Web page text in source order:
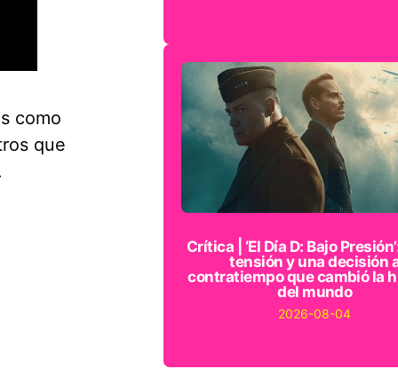
como
que
Crítica | ‘El Día D: Bajo
tensión y una decisión
contratiempo que cambió la
del mundo
2026-08-04